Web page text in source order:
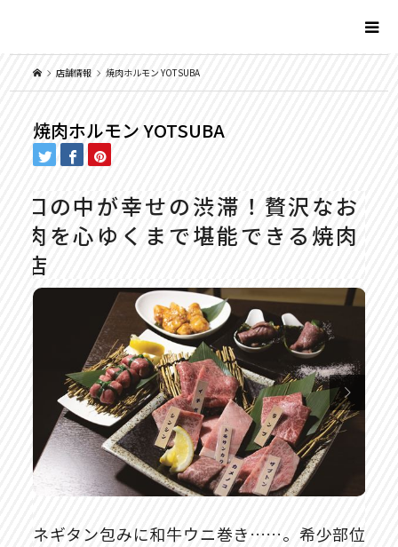
店舗情報 焼肉ホルモン YOTSUBA
焼肉ホルモン YOTSUBA
口の中が幸せの渋滞！贅沢なお
肉を心ゆくまで堪能できる焼肉
店

ネギタン包みに和牛ウニ巻き……。希少部位